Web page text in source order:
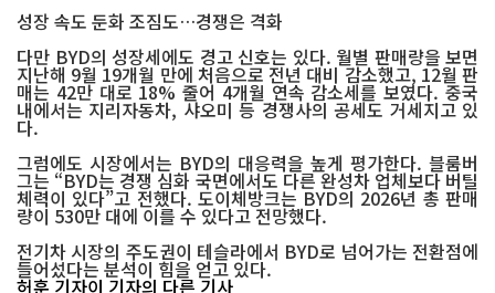
성장 속도 둔화 조짐도…경쟁은 격화
다만 BYD의 성장세에도 경고 신호는 있다. 월별 판매량을 보면
지난해 9월 19개월 만에 처음으로 전년 대비 감소했고, 12월 판
매는 42만 대로 18% 줄어 4개월 연속 감소세를 보였다. 중국
내에서는 지리자동차, 샤오미 등 경쟁사의 공세도 거세지고 있
다.
그럼에도 시장에서는 BYD의 대응력을 높게 평가한다. 블룸버
그는 “BYD는 경쟁 심화 국면에서도 다른 완성차 업체보다 버틸
체력이 있다”고 전했다. 도이체방크는 BYD의 2026년 총 판매
량이 530만 대에 이를 수 있다고 전망했다.
전기차 시장의 주도권이 테슬라에서 BYD로 넘어가는 전환점에
들어섰다는 분석이 힘을 얻고 있다.
허훈 기자이 기자의 다른 기사